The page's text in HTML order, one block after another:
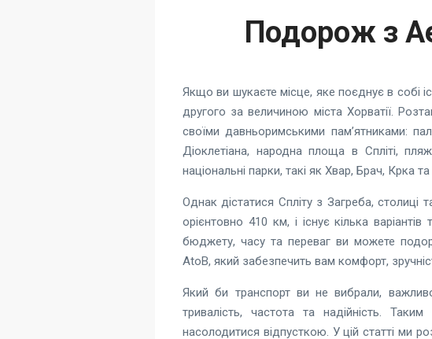
Подорож з
Якщо ви шукаєте місце, яке поєднує в собі
другого за величиною міста Хорватії.
своїми давньоримськими пам’ятниками:
Діоклетіана, народна площа в Спліті,
національні парки, такі як Хвар, Брач, Крка та
Однак дістатися Спліту з Загреба, столиці
орієнтовно 410 км, і існує кілька
бюджету, часу та переваг ви можете
AtoB, який забезпечить вам комфорт,
Який би транспорт ви не вибрали, важливо
тривалість, частота та надійність.
насолодитися відпусткою. У цій статті ми